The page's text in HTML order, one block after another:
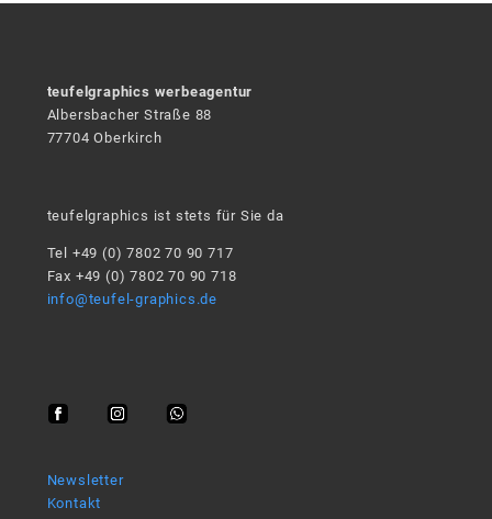
teufelgraphics werbeagentur
Albersbacher Straße 88
77704 Oberkirch
teufelgraphics ist stets für Sie da
Tel +49 (0) 7802 70 90 717
Fax +49 (0) 7802 70 90 718
info@teufel-graphics.de
Newsletter
Kontakt